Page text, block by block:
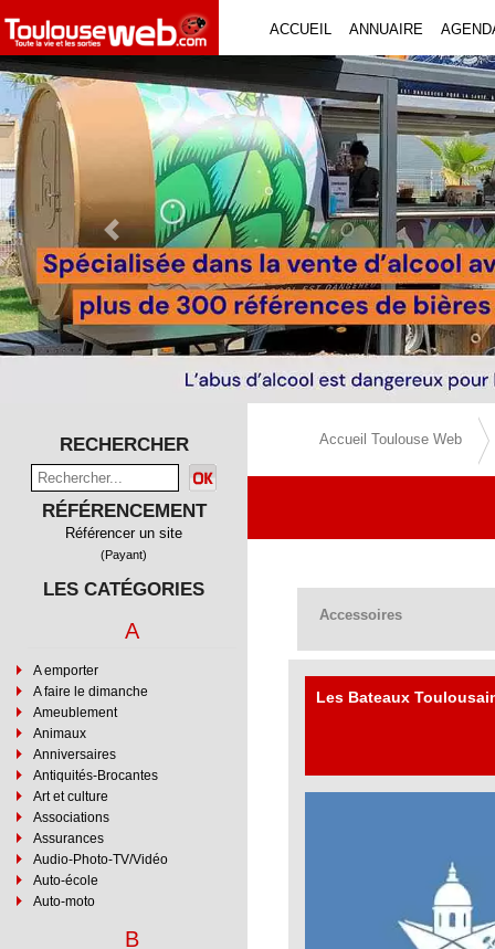
ACCUEIL ANNUAIRE
Previous Slide
RECHERCHER
RÉFÉRENCEMENT
Référencer un site
(Payant)
LES CATÉGORIES
A
A emporter
A faire le dimanche
Ameublement
Animaux
Anniversaires
Antiquités-Brocantes
Art et culture
Associations
Assurances
Audio-Photo-TV/Vidéo
Auto-école
Auto-moto
B
Accueil Toulouse Web
Accessoires
Les Bateaux